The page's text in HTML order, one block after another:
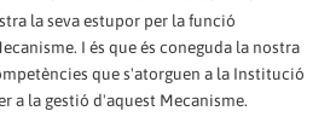
la seva estupor per la funció
I és que és coneguda la nostra
que s'atorguen a la Institució
a la gestió d'aquest Mecanisme.